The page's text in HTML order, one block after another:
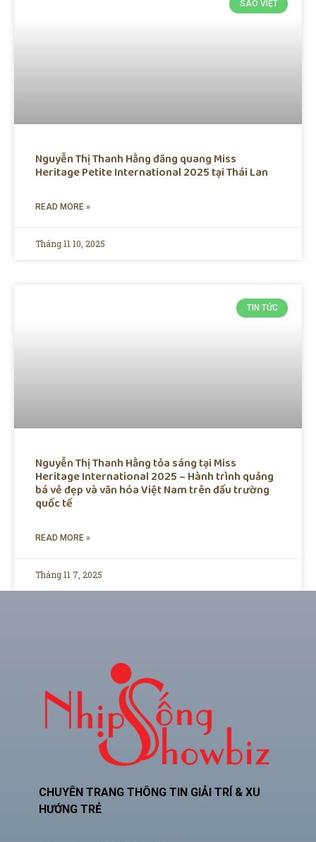
SAO VIỆT
Nguyễn Thị Thanh Hằng đăng quang Miss
Heritage Petite International 2025 tại Thái Lan
READ MORE »
Tháng 11 10, 2025
TIN TỨC
Nguyễn Thị Thanh Hằng tỏa sáng tại Miss
Heritage International 2025 – Hành trình quảng
bá vẻ đẹp và văn hóa Việt Nam trên đấu trường
quốc tế
READ MORE »
Tháng 11 7, 2025
CHUYÊN TRANG THÔNG TIN GIẢI TRÍ & XU
HƯỚNG TRẺ